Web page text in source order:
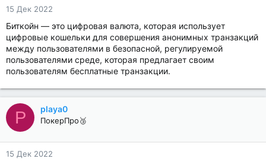
15 Дек 2022
Биткойн — это цифровая валюта, которая использует
цифровые кошельки для совершения анонимных транзакций
между пользователями в безопасной, регулируемой
пользователями среде, которая предлагает своим
пользователям бесплатные транзакции.
P playa0
ПокерПро🥉
15 Дек 2022